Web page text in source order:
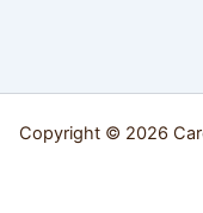
Copyright © 2026